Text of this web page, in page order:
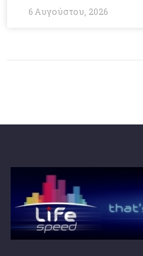
6 Αυγούστου, 2026